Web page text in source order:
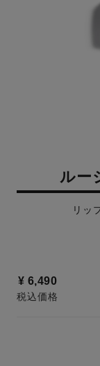
ルー
リッ
¥ 6,490
税込価格